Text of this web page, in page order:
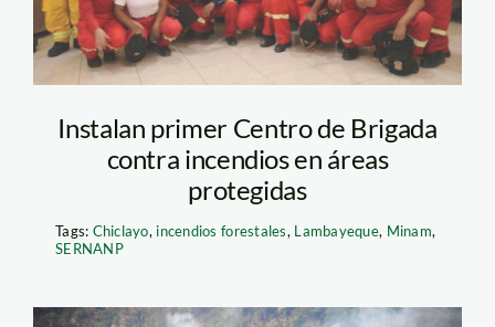
Instalan primer Centro de Brigada
contra incendios en áreas
protegidas
Tags: Chiclayo, incendios forestales, Lambayeque, Minam,
SERNANP